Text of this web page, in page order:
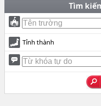
Tìm
Tỉnh thành